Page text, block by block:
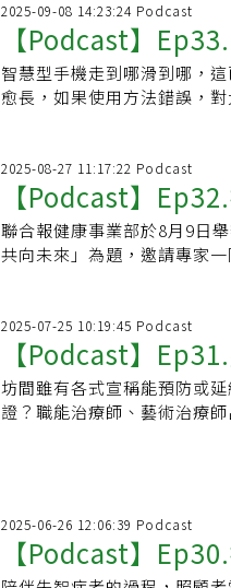
2025-09-08 14:23:24 Podcast
【Podcast】
教你正確健腦法
智慧型手機走到哪滑到哪，
愈長，如果使用方法錯誤，
2025-08-27 11:17:22 Podcast
【Podcast】
費，把握治療黃金
聯合報健康事業部於8月9日
共向未來」為題，邀請專家
2025-07-25 10:19:45 Podcast
【Podcast】
如何帶長輩實行健
坊間雖有各式宣稱能預防或
證？職能治療師、藝術治療
2025-06-26 12:06:39 Podcast
【Podcast】